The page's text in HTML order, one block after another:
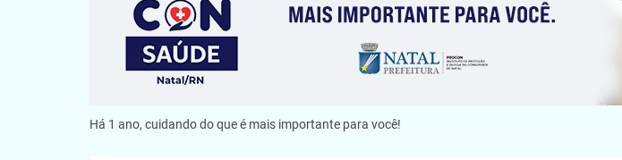
Há 1 ano, cuidando do que é mais importante para você!